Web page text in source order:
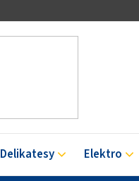
Delikatesy Elektro